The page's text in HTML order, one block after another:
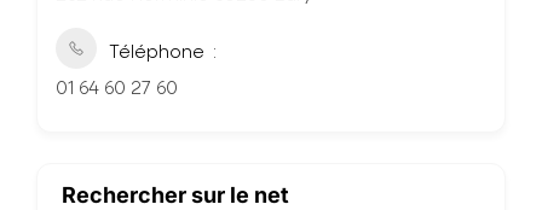
Téléphone
01 64 60 27 60
Rechercher sur le net